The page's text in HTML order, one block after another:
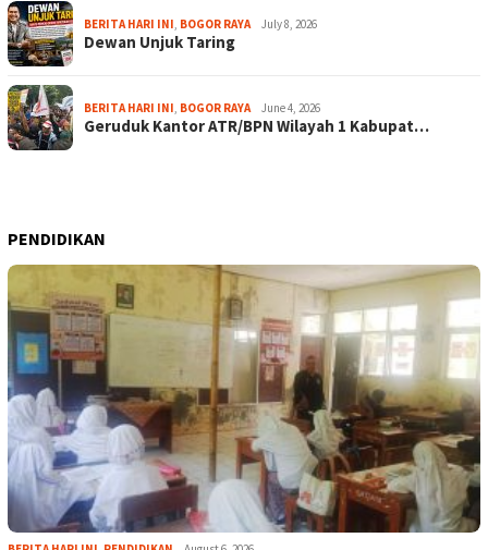
BERITA HARI INI, BOGOR RAYA July 8, 2026
Dewan Unjuk Taring
BERITA HARI INI, BOGOR RAYA June 4, 2026
Geruduk Kantor ATR/BPN Wilayah 1 Kabupat…
PENDIDIKAN